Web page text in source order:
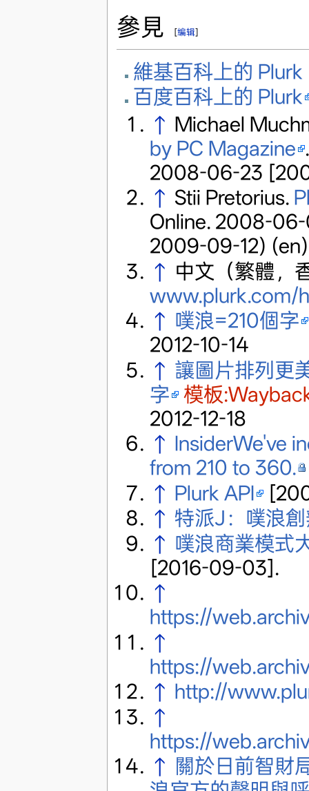
參見 [编辑]
維基百科上的 Plurk
百度百科上的 Plurk
↑ Michael
by PC Magazine
2008-06-23
↑ Stii Pretorius.
Online. 2008-
2009-09-12)
↑ 中文（繁體，
www.plurk.com/
↑ 噗浪=210個字
2012-10-14
↑ 讓圖片排列更
字 模板
2012-12-18
↑ InsiderWe've
from 210 to 360.
↑ Plurk API
↑ 特派J：噗浪
↑ 噗浪商業模式
[2016-09-03].
↑
https://
↑
https://
↑ http://
↑
https://
↑ 關於日前智財